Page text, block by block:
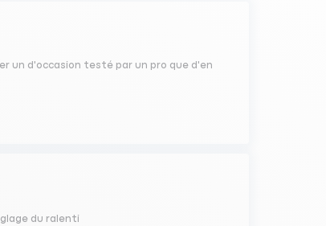
un d'occasion testé par un pro que d'en
du ralenti